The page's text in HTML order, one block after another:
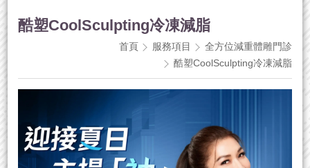
酷塑CoolSculpting冷凍減脂
首頁 服務項目
全方位減重體雕門診
酷塑CoolSculpting冷凍減脂